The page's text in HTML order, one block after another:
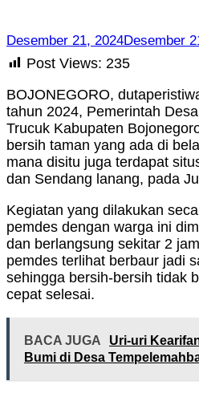
Desember 21, 2024Desember
Post Views: 235
BOJONEGORO,
tahun 2024, Pemerintah
Trucuk Kabupaten
bersih taman yang ada di
mana disitu juga terdapat
dan Sendang lanang, pada
Kegiatan yang dilakukan
pemdes dengan warga ini
dan berlangsung sekitar 2
pemdes terlihat berbaur jadi
sehingga bersih-bersih tidak
cepat selesai.
BACA JUGA
Uri-uri
Bumi di Desa